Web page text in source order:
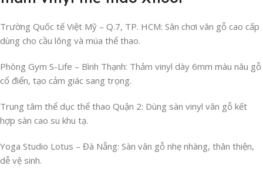
Trường Quốc tế Việt Mỹ – Q.7, TP. HCM: Sân chơi vân gỗ cao cấp
dùng cho cầu lông và múa thể thao.
Phòng Gym S-Life – Bình Thạnh: Thảm vinyl dày 6mm màu nâu gỗ
cổ điển, tạo cảm giác sang trọng.
Trung tâm thể dục thể thao Quận 2: Dùng sàn vinyl vân gỗ kết
hợp sàn cao su khu tạ.
Yoga Studio Lotus – Đà Nẵng: Sàn vân gỗ nhẹ nhàng, thân thiện,
dễ vệ sinh.